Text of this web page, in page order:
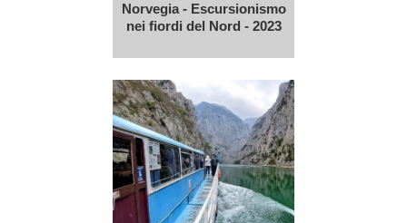
Norvegia - Escursionismo
nei fiordi del Nord - 2023